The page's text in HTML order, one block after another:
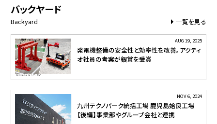
バックヤード
Backyard 一覧を見る
AUG 19, 2025
発電機整備の安全性と効率性を改善。アクティ
オ社員の考案が銀賞を受賞
NOV 6, 2024
九州テクノパーク統括工場 鹿児島姶良工場
【後編】事業部やグループ会社と連携